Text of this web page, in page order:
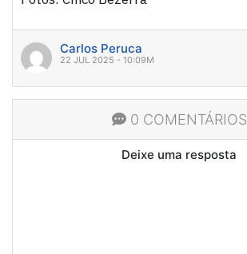
Carlos Peruca
22 JUL 2025 - 10:09M
0 COMENTÁRIOS
Deixe uma resposta